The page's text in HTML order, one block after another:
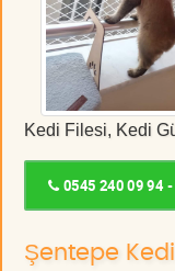
Kedi Filesi, Kedi
0545 240 09 94
Şentepe